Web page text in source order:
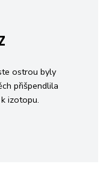
ostrou byly
přišpendlila
izotopu.